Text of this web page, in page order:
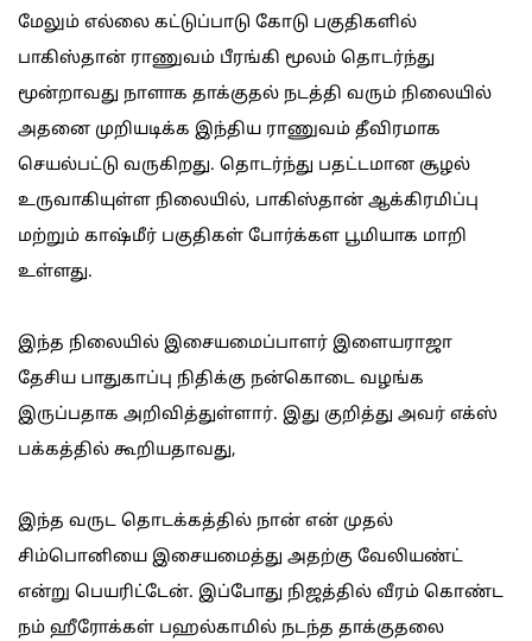
மேலும் எல்லை கட்டுப்பாடு கோடு பகுதிகளில்
பாகிஸ்தான் ராணுவம் பீரங்கி மூலம் தொடர்ந்து
மூன்றாவது நாளாக தாக்குதல் நடத்தி வரும் நிலையில்
அதனை முறியடிக்க இந்திய ராணுவம் தீவிரமாக
செயல்பட்டு வருகிறது. தொடர்ந்து பதட்டமான சூழல்
உருவாகியுள்ள நிலையில், பாகிஸ்தான் ஆக்கிரமிப்பு
மற்றும் காஷ்மீர் பகுதிகள் போர்க்கள பூமியாக மாறி
உள்ளது.
இந்த நிலையில் இசையமைப்பாளர் இளையராஜா
தேசிய பாதுகாப்பு நிதிக்கு நன்கொடை வழங்க
இருப்பதாக அறிவித்துள்ளார். இது குறித்து அவர் எக்ஸ்
பக்கத்தில் கூறியதாவது,
இந்த வருட தொடக்கத்தில் நான் என் முதல்
சிம்பொனியை இசையமைத்து அதற்கு வேலியண்ட்
என்று பெயரிட்டேன். இப்போது நிஜத்தில் வீரம் கொண்ட
நம் ஹீரோக்கள் பஹல்காமில் நடந்த தாக்குதலை